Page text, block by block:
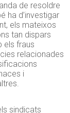
de resoldre
ha d’investigar
els mateixos
tan dispars
els fraus
relacionades
i
sindicats